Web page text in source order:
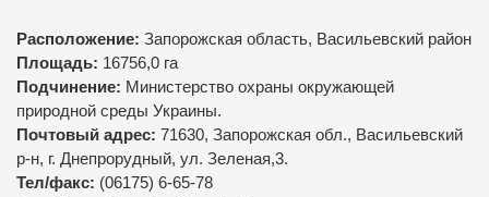
Расположение: Запорожская область, Васильевский район
Площадь: 16756,0 га
Подчинение: Министерство охраны окружающей
природной среды Украины.
Почтовый адрес: 71630, Запорожская обл., Васильевский
р-н, г. Днепрорудный, ул. Зеленая,3.
Тел/факс: (06175) 6-65-78